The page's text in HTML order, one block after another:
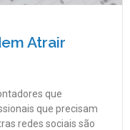
Atrair
que
que precisam
redes sociais são